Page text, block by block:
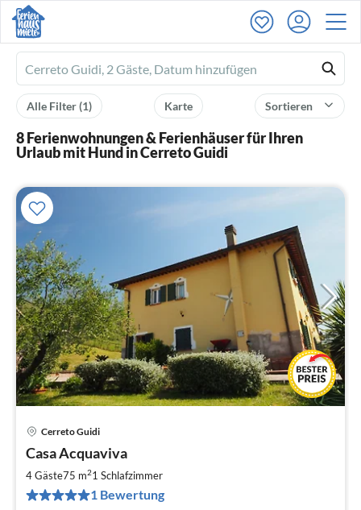
Ferienhausmiete
logo
Sortieren
Karte
Alle Filter(1)
8 Ferienwohnungen & Ferienhäuser für Ihren
Urlaub mit Hund in Cerreto Guidi
Cerreto Guidi
Casa Acquaviva
4 Gäste75 m21 Schlafzimmer
1 Bewertung